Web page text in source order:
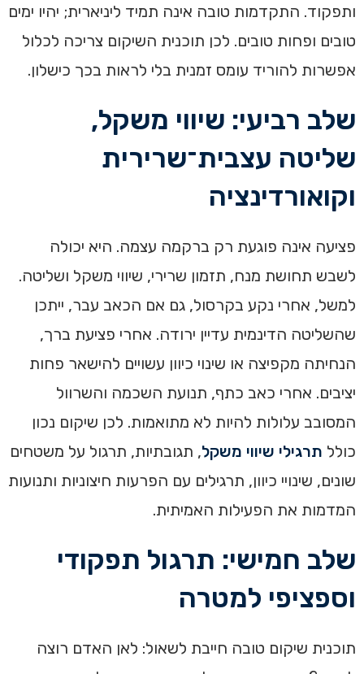
ותפקוד. התקדמות טובה אינה תמיד ליניארית; יהיו ימים
טובים ופחות טובים. לכן תוכנית השיקום צריכה לכלול
אפשרות להוריד עומס זמנית בלי לראות בכך כישלון.
שלב רביעי: שיווי משקל,
שליטה עצבית־שרירית
וקואורדינציה
פציעה אינה פוגעת רק ברקמה עצמה. היא יכולה
לשבש תחושת מנח, תזמון שרירי, שיווי משקל ושליטה.
למשל, אחרי נקע בקרסול, גם אם הכאב עבר, ייתכן
שהשליטה הדינמית עדיין ירודה. אחרי פציעת ברך,
הנחיתה מקפיצה או שינוי כיוון עשויים להישאר פחות
יציבים. אחרי כאב כתף, תנועת השכמה והשרוול
המסובב עלולות להיות לא מתואמות. לכן שיקום נכון
כולל תרגילי שיווי משקל, תגובתיות, תרגול על משטחים
שונים, שינויי כיוון, תרגילים עם הפרעות חיצוניות ותנועות
המדמות את הפעילות האמיתית.
שלב חמישי: תרגול תפקודי
וספציפי למטרה
תוכנית שיקום טובה חייבת לשאול: לאן האדם רוצה